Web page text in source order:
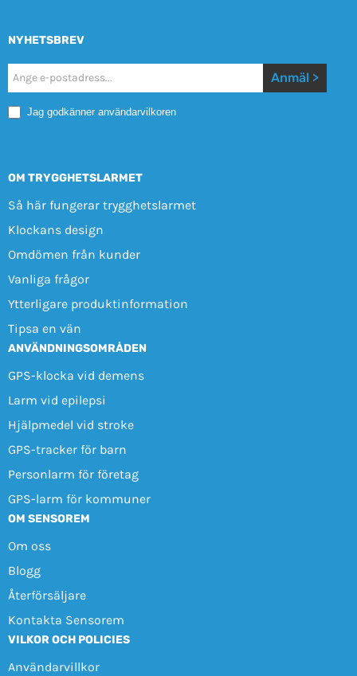
NYHETSBREV
Nyhetsbrev
Mobile
Anmäl >
Jag godkänner användarvilkoren
OM TRYGGHETSLARMET
Så här fungerar trygghetslarmet
Klockans design
Omdömen från kunder
Vanliga frågor
Ytterligare produktinformation
Tipsa en vän
ANVÄNDNINGSOMRÅDEN
GPS-klocka vid demens
Larm vid epilepsi
Hjälpmedel vid stroke
GPS-tracker för barn
Personlarm för företag
GPS-larm för kommuner
OM SENSOREM
Om oss
Blogg
Återförsäljare
Kontakta Sensorem
VILKOR OCH POLICIES
Användarvillkor